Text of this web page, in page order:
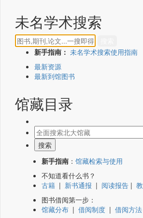
未名学术搜索
新手指南： 未名学术搜索使用指南
最新资源
最新到馆图书
馆藏目录
新手指南 ： 馆藏检索与使用
不知道看什么书？
古籍 | 新书通报 | 阅读报告 |
图书借阅第一步：
馆藏分布 | 借阅制度 | 借阅方法